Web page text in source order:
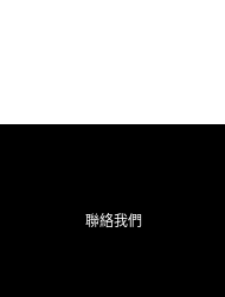
聯絡我們